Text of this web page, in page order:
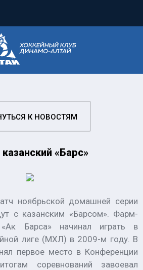
К НОВОСТЯМ
«Барс»
ноябрьской домашней серии
с казанским «Барсом». Фарм-
Барса» начинал играть в
лиге (МХЛ) в 2009-м году. В
первое место в Конференции
соревнований завоевал